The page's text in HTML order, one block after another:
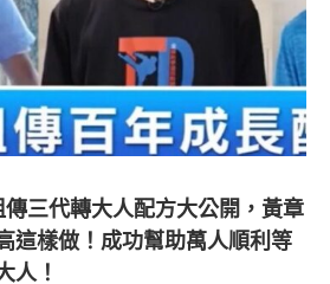
傳三代轉大人配方大公開，黃章
這樣做！成功幫助萬人順利等
人！